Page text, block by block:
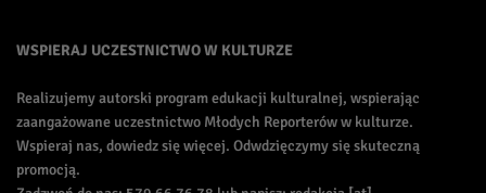
WSPIERAJ UCZESTNICTWO W KULTURZE
Realizujemy autorski program edukacji kulturalnej, wspierając
zaangażowane uczestnictwo Młodych Reporterów w kulturze.
Wspieraj nas, dowiedz się więcej. Odwdzięczymy się skuteczną
promocją.